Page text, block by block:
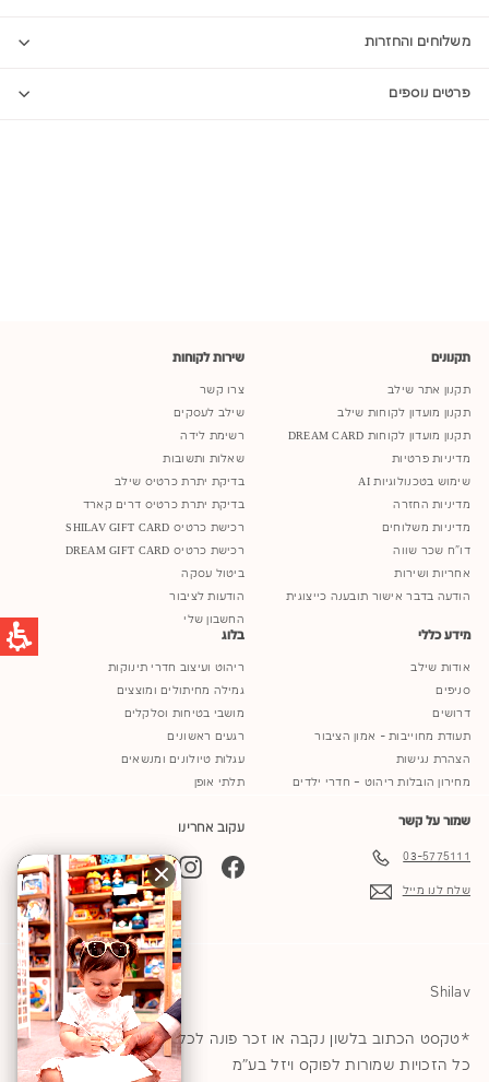
משלוחים והחזרות
פרטים נוספים
תקנונים
תקנון אתר שילב
תקנון מועדון לקוחות שילב
תקנון מועדון לקוחות DREAM CARD
מדיניות פרטיות
שימוש בטכנולוגיות AI
מדיניות החזרה
מדיניות משלוחים
דו"ח שכר שווה
אחריות ושירות
הודעה בדבר אישור תובענה כייצוגית
שירות לקוחות
צרו קשר
שילב לעסקים
רשימת לידה
שאלות ותשובות
בדיקת יתרת כרטיס שילב
בדיקת יתרת כרטיס דרים קארד
רכישת כרטיס SHILAV GIFT CARD
רכישת כרטיס DREAM GIFT CARD
ביטול עסקה
הודעות לציבור
החשבון שלי
מידע כללי
אודות שילב
סניפים
דרושים
תעודת מחוייבות - אמון הציבור
הצהרת נגישות
מחירון הובלות ריהוט – חדרי ילדים
בלוג
ריהוט ועיצוב חדרי תינוקות
גמילה מחיתולים ומוצצים
מושבי בטיחות וסלקלים
רגעים ראשונים
עגלות טיולונים ומנשאים
תלתי אופן
שמור על קשר
03-5775111
שלח לנו מייל
עקוב אחרינו
Facebook
Instagram
TikTok
YouTube
Shilav
*טקסט הכתוב בלשון נקבה או זכר פונה לכל המגדרים © 2026
כל הזכויות שמורות לפוקס ויזל בע"מ